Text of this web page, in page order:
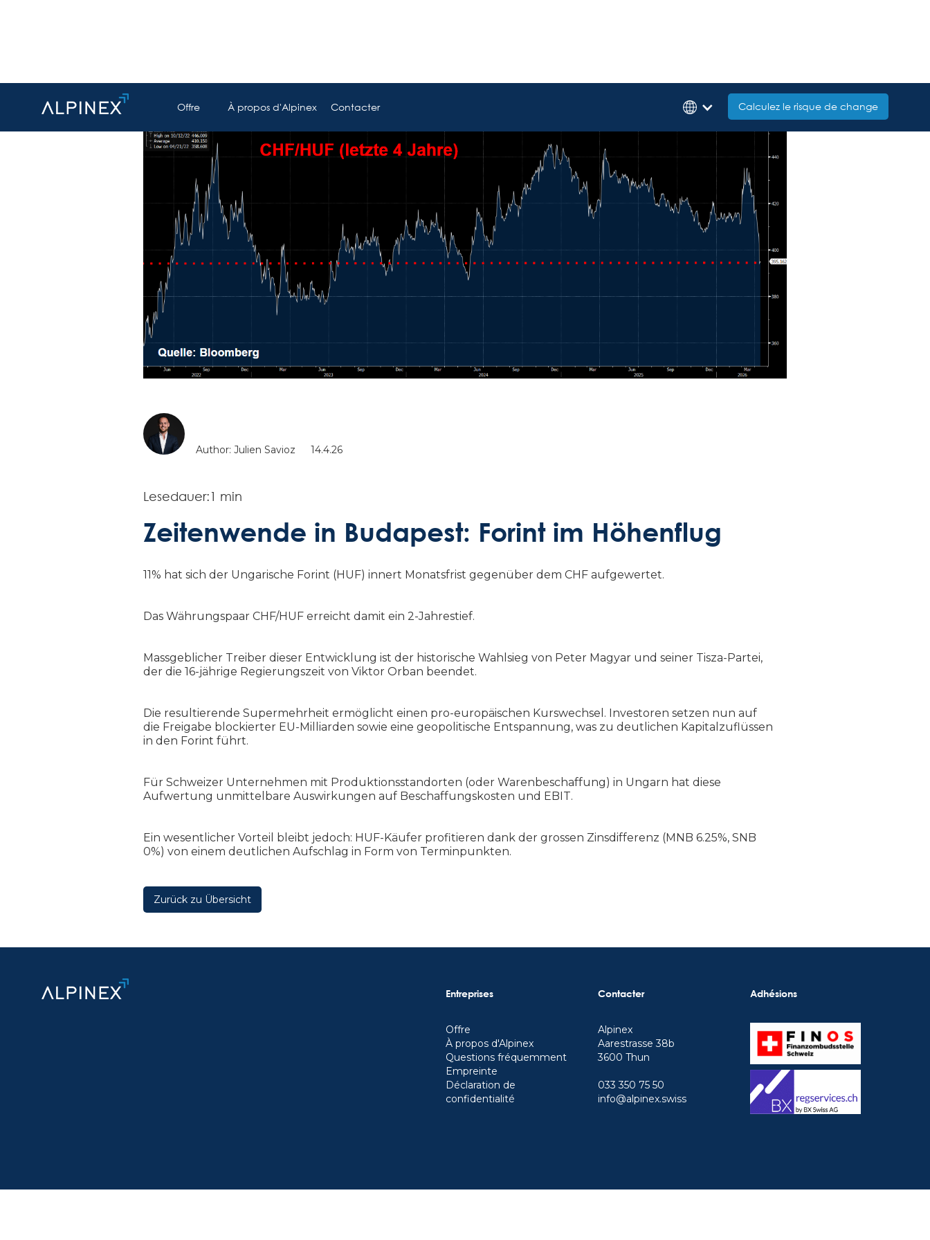
Offre À propos d'Alpinex Contacter Calculez le risque de change
Author: Julien Savioz 14.4.26
Lesedauer:1 min
Zeitenwende in Budapest: Forint im Höhenflug
11% hat sich der Ungarische Forint (HUF) innert Monatsfrist gegenüber dem CHF aufgewertet.
Das Währungspaar CHF/HUF erreicht damit ein 2-Jahrestief.
Massgeblicher Treiber dieser Entwicklung ist der historische Wahlsieg von Peter Magyar und seiner Tisza-Partei,
der die 16-jährige Regierungszeit von Viktor Orban beendet.
Die resultierende Supermehrheit ermöglicht einen pro-europäischen Kurswechsel. Investoren setzen nun auf
die Freigabe blockierter EU-Milliarden sowie eine geopolitische Entspannung, was zu deutlichen Kapitalzuflüssen
in den Forint führt.
Für Schweizer Unternehmen mit Produktionsstandorten (oder Warenbeschaffung) in Ungarn hat diese
Aufwertung unmittelbare Auswirkungen auf Beschaffungskosten und EBIT.
Ein wesentlicher Vorteil bleibt jedoch: HUF-Käufer profitieren dank der grossen Zinsdifferenz (MNB 6.25%, SNB
0%) von einem deutlichen Aufschlag in Form von Terminpunkten.
Zurück zu Übersicht
Entreprises
Offre
À propos d'Alpinex
Questions fréquemment
Empreinte
Déclaration de
confidentialité
Contacter
Alpinex
Aarestrasse 38b
3600 Thun
033 350 75 50
info@alpinex.swiss
Adhésions